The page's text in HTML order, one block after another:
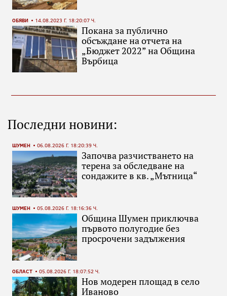
ОБЯВИ 14.08.2023 Г. 18:20:07 Ч.
Покана за публично
обсъждане на отчета на
„Бюджет 2022” на Община
Върбица
Последни новини:
ШУМЕН 06.08.2026 Г. 18:20:39 Ч.
Започва разчистването на
терена за обследване на
сондажите в кв. „Мътница“
ШУМЕН 05.08.2026 Г. 18:16:36 Ч.
Община Шумен приключва
първото полугодие без
просрочени задължения
ОБЛАСТ 05.08.2026 Г. 18:07:52 Ч.
Нов модерен площад в село
Иваново